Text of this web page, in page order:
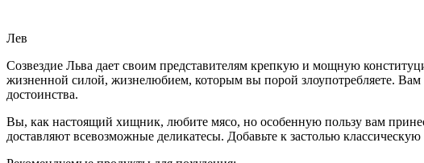
Лев
Созвездие Льва дает своим представителям крепкую и мощную
жизненной силой, жизнелюбием, которым вы порой злоупотребляете.
достоинства.
Вы, как настоящий хищник, любите мясо, но особенную пользу вам
доставляют всевозможные деликатесы. Добавьте к застолью